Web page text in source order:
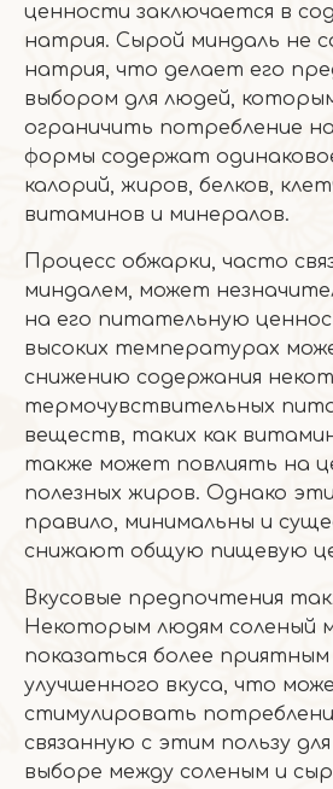
ценности заключается в
натрия. Сырой миндаль не
натрия, что делает его
выбором для людей,
ограничить потребление
формы содержат
калорий, жиров, белков,
витаминов и минералов.
Процесс обжарки, часто
миндалем, может
на его питательную
высоких температурах
снижению содержания
термочувствительных
веществ, таких как
также может повлиять на
полезных жиров. Однако
правило, минимальны и
снижают общую пищевую
Вкусовые предпочтения
Некоторым людям соленый
показаться более приятным
улучшенного вкуса, что
стимулировать
связанную с этим пользу
выборе между соленым и